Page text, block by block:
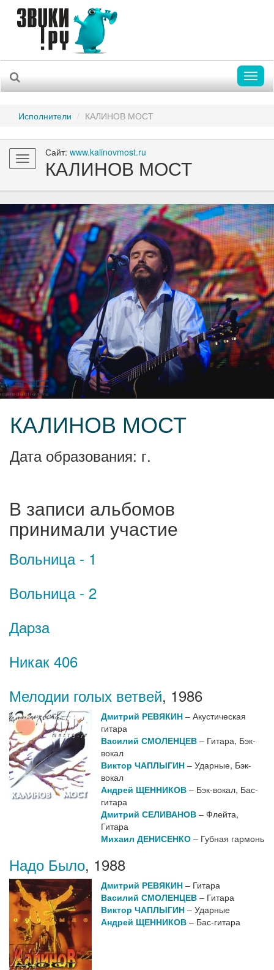
Исполнители КАЛИНОВ МОСТ
Toggle
navigation
Сайт: www.kalinovmost.ru
КАЛИНОВ МОСТ
КАЛИНОВ МОСТ
Дата образования: г.
В записи альбомов
принимали участие
Вольница - 1
Вольница - 2
Даpза
Никак 406
Мелодии голых ветвей, 1986
Дмитрий РЕВЯКИН – Акустическая
гитара
Василий СМОЛЕНЦЕВ – Гитара, Бэк-
вокал
Виктор ЧАПЛЫГИН – Ударные, Бэк-
вокал
Андрей ЩЕННИКОВ – Бэк-вокал, Бас-
гитара
Дмитрий СЕЛИВАНОВ – Флейта,
Гитара
Михаил ДЕНИСЕНКО – Губная гармонь
Надо Было, 1988
Дмитрий РЕВЯКИН – Гитара
Василий СМОЛЕНЦЕВ – Гитара
Виктор ЧАПЛЫГИН – Ударные
Андрей ЩЕННИКОВ – Бас-гитара